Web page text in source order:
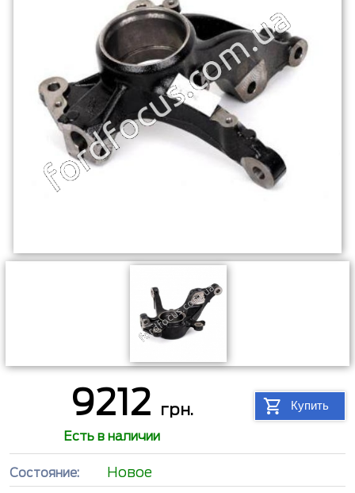
9212 грн. Купить
Есть в наличии
Состояние: Новое